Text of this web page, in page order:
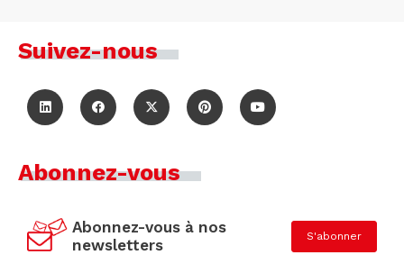
Suivez-nous
Abonnez-vous
Abonnez-vous à nos
newsletters
S'abonner